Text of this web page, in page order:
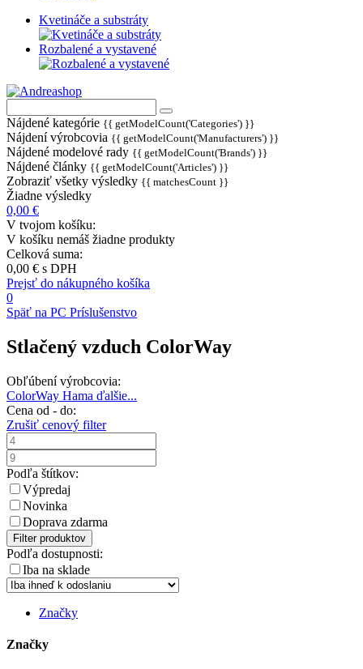
Kvetináče a substráty
Rozbalené a vystavené
Nájdené kategórie {{ getModelCount('Categories') }}
Nájdení výrobcovia {{ getModelCount('Manufacturers') }}
Nájdené modelové rady {{ getModelCount('Brands') }}
Nájdené články {{ getModelCount('Articles') }}
Zobraziť všetky výsledky {{ matchesCount }}
Žiadne výsledky
0,00 €
V tvojom košíku:
V košíku nemáš žiadne produkty
Celková suma:
0,00 € s DPH
Prejsť do nákupného košíka
0
Späť na PC Príslušenstvo
Stlačený vzduch ColorWay
Obľúbení výrobcovia:
ColorWay Hama ďalšie...
Cena od - do:
Zrušiť cenový filter
Podľa štítkov:
Výpredaj
Novinka
Doprava zdarma
Filter produktov
Podľa dostupnosti:
Iba na sklade
Značky
Značky